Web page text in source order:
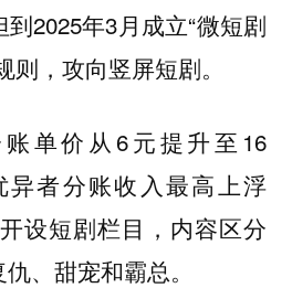
到2025年3月成立“微短剧
则，攻向竖屏短剧。
单价从6元提升至16
异者分账收入最高上浮
设短剧栏目，内容区分
、甜宠和霸总。